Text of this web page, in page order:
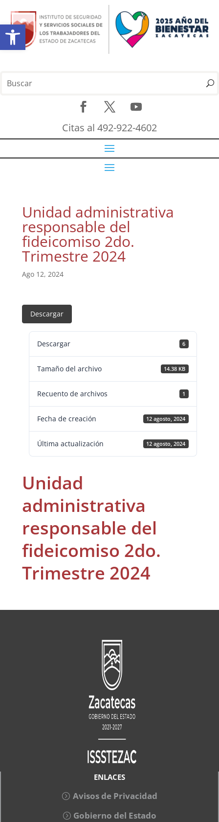
Abrir barra de herramientas
Citas al 492-922-4602
Unidad administrativa
responsable del
fideicomiso 2do.
Trimestre 2024
Ago 12, 2024
Descargar
Descargar 6
Tamaño del archivo 14.38 KB
Recuento de archivos 1
Fecha de creación 12 agosto, 2024
Última actualización 12 agosto, 2024
Unidad
administrativa
responsable del
fideicomiso 2do.
Trimestre 2024
ENLACES
Avisos de Privacidad
Gobierno del Estado